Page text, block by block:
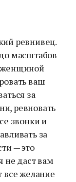
ревнивец.
масштабов
женщиной
ваш
за
ревновать
звонки и
за
— это
не даст вам
все желание